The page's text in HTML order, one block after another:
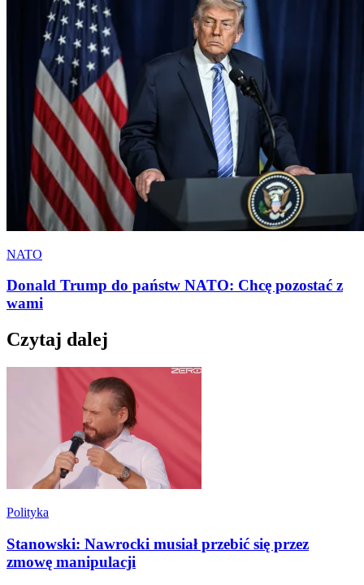
NATO
Donald Trump do państw NATO: Chcę pozostać z
wami
Czytaj dalej
Polityka
Stanowski: Nawrocki musiał przebić się przez
zmowę manipulacji